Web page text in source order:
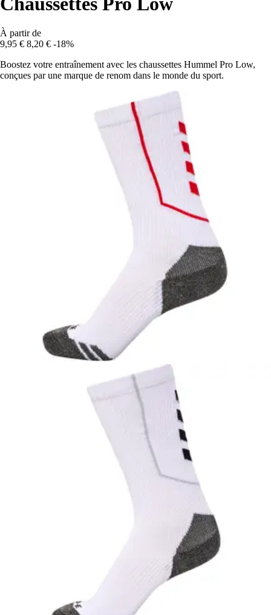
À partir de
9,95 € 8,20 € -18%
Boostez votre entraînement avec les chaussettes Hummel Pro Low,
conçues par une marque de renom dans le monde du sport.